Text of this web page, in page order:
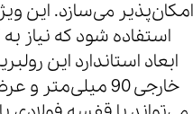
استفاده شود که نیاز